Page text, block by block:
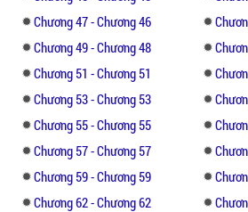
Chương 47 - Chương 46
Chương 49 - Chương 48
Chương 51 - Chương 51
Chương 53 - Chương 53
Chương 55 - Chương 55
Chương 57 - Chương 57
Chương 59 - Chương 59
Chương 62 - Chương 62